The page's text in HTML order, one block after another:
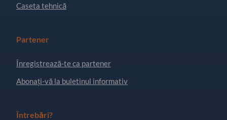
Caseta tehnică
Partener
Înregistrează-te ca partener
Abonați-vă la buletinul informativ
Întrebări?